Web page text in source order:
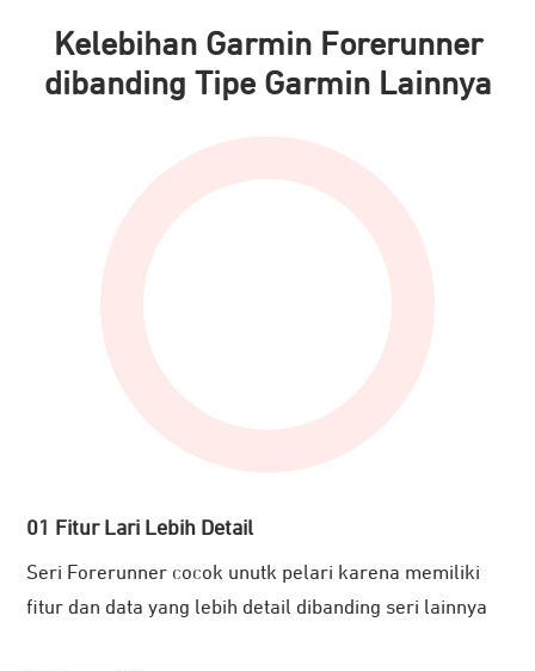
Kelebihan Garmin Forerunner
dibanding Tipe Garmin Lainnya
01 Fitur Lari Lebih Detail
Seri Forerunner cocok unutk pelari karena memiliki
fitur dan data yang lebih detail dibanding seri lainnya